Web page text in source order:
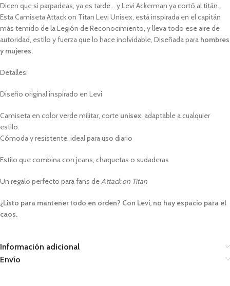
Dicen que si parpadeas, ya es tarde… y Levi Ackerman ya cortó al titán.
Esta Camiseta Attack on Titan Levi Unisex, está inspirada en el capitán
más temido de la Legión de Reconocimiento, y lleva todo ese aire de
autoridad, estilo y fuerza que lo hace inolvidable, Diseñada para hombres
y mujeres.
Detalles:
Diseño original inspirado en Levi
Camiseta en color verde militar, corte unisex, adaptable a cualquier
estilo.
Cómoda y resistente, ideal para uso diario
Estilo que combina con jeans, chaquetas o sudaderas
Un regalo perfecto para fans deAttack on Titan
¿Listo para mantener todo en orden? Con Levi, no hay espacio para el
caos.
Información adicional
Envío